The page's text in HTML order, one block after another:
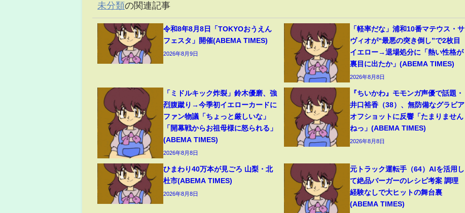
未分類の関連記事
令和8年8月8日「TOKYOおうえん
フェスタ」開催(ABEMA TIMES)
2026年8月9日
「軽率だな」浦和10番マテウス・サ
ヴィオが“最悪の突き倒し”で2枚目
イエロー→退場処分に「熱い性格が
裏目に出たか」(ABEMA TIMES)
2026年8月8日
「ミドルキック炸裂」鈴木優磨、強
烈腹蹴り→今季初イエローカードに
ファン物議「ちょっと厳しいな」
「開幕戦からお祖母様に怒られる」
(ABEMA TIMES)
2026年8月8日
『ちいかわ』モモンガ声優で話題・
井口裕香（38）、無防備なグラビア
オフショットに反響「たまりません
ねっ」(ABEMA TIMES)
2026年8月8日
ひまわり40万本が見ごろ 山梨・北
杜市(ABEMA TIMES)
2026年8月8日
元トラック運転手（64）AIを活用し
て絶品バーガーのレシピ考案 調理
経験なしで大ヒットの舞台裏
(ABEMA TIMES)